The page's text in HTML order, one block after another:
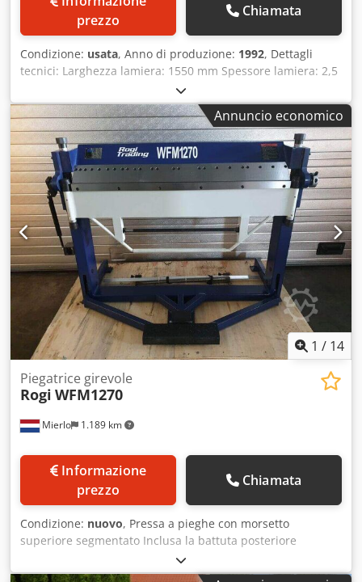
prezzo
Chiamata
Condizione: usata, Anno di produzione: 1992, Dettagli
tecnici: Larghezza lamiera: 1550 mm Spessore lamiera: 2,5
mm Larghezza stand: 1630 mm Lunghezza lama: 1550 mm
Regolazione della corsa: Trave superiore: 90manuale /
70idr. mm Regolazione corsa: canale inferiore/canale di
piegatura: 105 manuale mm Cjdpfxeu Ib Ans Aflorf
Regolazione corsa: scala di curvatura: 40 mm Angolo di
piegatura max.: 93 (piegatura L/Z) e piegatura 180°°
Registro posteriore: no - no Fabbisogno energetico totale:
4,5 kW Peso della macchina circa: 1,8 t Dimensioni della
macchina ca. LxPxA: 2,6 x 1,1 x 1,7 m Dimensioni
idrauliche: 1400 x 700 x 1480 mm Prestazioni di flessione
2,5 mm con resistenza di circa 400 N/mm² Idraulico
OILTECH con ca. 200 litri *
Annuncio economico
1 / 14
Mierlo 1.189 km
Piegatrice girevole
Rogi WFM1270
prezzo
Chiamata
Condizione: nuovo, Pressa a pieghe con morsetto
superiore segmentato Inclusa la battuta posteriore
manuale Crjdpfxoga T Dhs Aflof CILINDRO PNEUMATICO!!!
Capacità massima di piegatura sull'intera lunghezza di